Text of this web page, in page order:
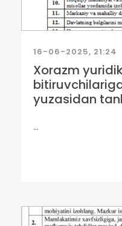
16-06-2025, 21:24
Xorazm
yuzasidan
...